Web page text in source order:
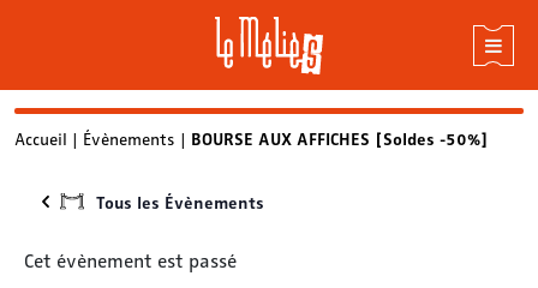
Skip
content
Accueil | Évènements | BOURSE AUX AFFICHES [Soldes -50%]
Tous les Évènements
Cet évènement est passé